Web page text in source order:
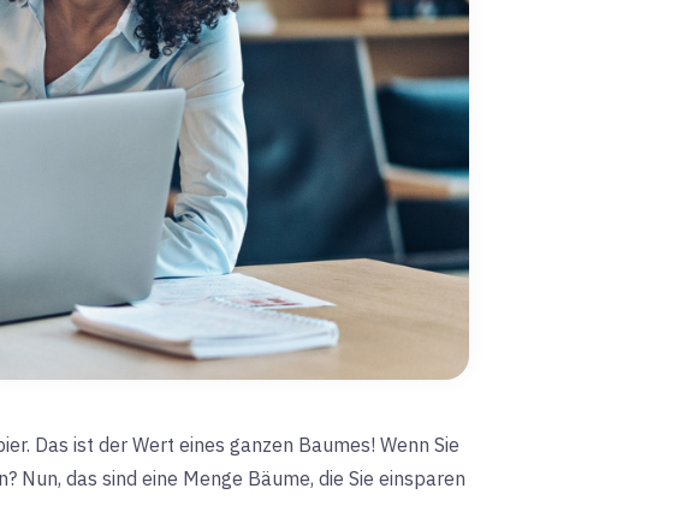
Das ist der Wert eines ganzen Baumes! Wenn Sie
das sind eine Menge Bäume, die Sie einsparen